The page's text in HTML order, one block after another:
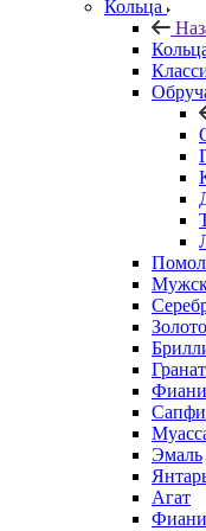
Кольца
Золото
Гранат
Эмаль
Агат